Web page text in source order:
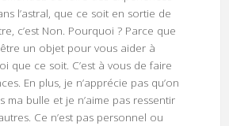
l’astral, que ce soit en sortie de
c’est Non. Pourquoi ? Parce que
être un objet pour vous aider à
que ce soit. C’est à vous de faire
En plus, je n’apprécie pas qu’on
ma bulle et je n’aime pas ressentir
Ce n’est pas personnel ou